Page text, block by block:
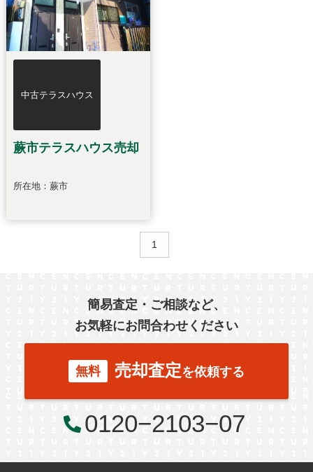
中古テラスハウス
蕨市テラスハウス売却
所在地：蕨市
1
簡易査定・ご相談など、
お気軽にお問合わせください
無料 売却査定を依頼する
0120−2103−07